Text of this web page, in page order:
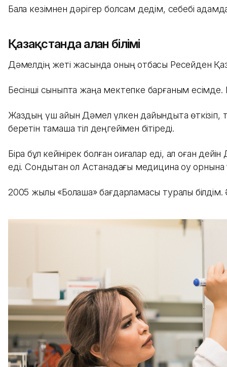
Бала кезімнен дәрігер болсам дедім, себебі
Қазақстанда алған білімі
Дәмелдің жеті жасында оның отбасы Ресейден
Бесінші сыныпта жаңа мектепке барғаным есімде.
Жаздың үш айын Дәмел үлкен дайындықта өткізіп,
беретін тамаша тіл деңгейімен бітіреді.
Бірақ бұл кейінірек болған оқиғалар еді, ал оған
еді. Сондықтан ол Астанадағы медицина оқу
2005 жылы «Болашақ» бағдарламасы туралы